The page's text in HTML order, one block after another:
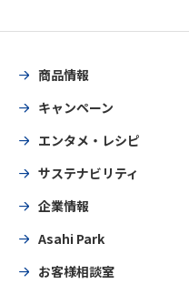
商品情報
キャンペーン
エンタメ・レシピ
サステナビリティ
企業情報
Asahi Park
お客様相談室